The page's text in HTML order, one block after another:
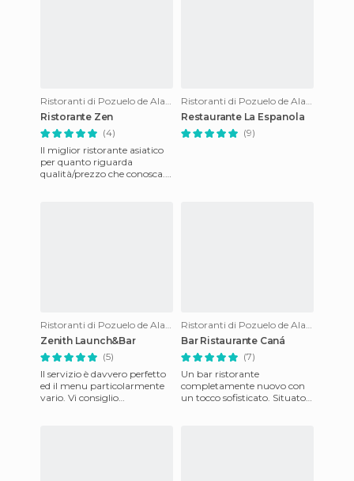
Ristoranti di Pozuelo de Alarcon
Ristorante Zen
(4)
Il miglior ristorante asiatico
per quanto riguarda
qualità/prezzo che conosca.
Ristoranti di Pozuelo de Alarcon
Restaurante La Espanola
(9)
Ristoranti di Pozuelo de Alarcon
Zenith Launch&Bar
(5)
Il servizio è davvero perfetto
ed il menu particolarmente
vario. Vi consiglio
Ristoranti di Pozuelo de Alarcon
Bar Ristaurante Caná
(7)
Un bar ristorante
completamente nuovo con
un tocco sofisticato. Situato